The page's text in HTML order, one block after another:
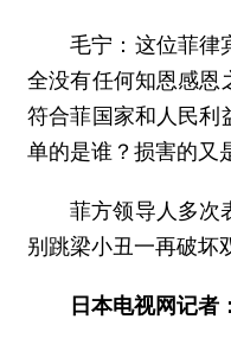
毛宁：这位菲律
全没有任何知恩感恩
符合菲国家和人民利
单的是谁？损害的又
菲方领导人多次
别跳梁小丑一再破坏
日本电视网记者